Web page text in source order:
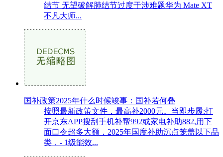
结节 无望破解肺结节过度干涉难题华为 Mate XT
不凡大师...
国补政策2025年什么时候竣事：国补若何叠
按照最新政策文件，最高补2000元。当即步履:打
开京东APP搜刮手机补帮992或家电补助882,用下
面口令超多大额，2025年国度补助沉点笼盖以下品
类，- 1级能效...